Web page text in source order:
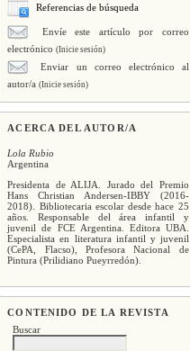
Referencias de búsqueda
Envíe este artículo por correo
electrónico(Inicie sesión)
Enviar un correo electrónico al
autor/a(Inicie sesión)
ACERCA DEL AUTOR/A
Lola Rubio
Argentina
Presidenta de ALIJA. Jurado del Premio
Hans Christian Andersen-IBBY (2016-
2018). Bibliotecaria escolar desde hace 25
años. Responsable del área infantil y
juvenil de FCE Argentina. Editora UBA.
Especialista en literatura infantil y juvenil
(CePA, Flacso), Profesora Nacional de
Pintura (Prilidiano Pueyrredón).
CONTENIDO DE LA REVISTA
Buscar